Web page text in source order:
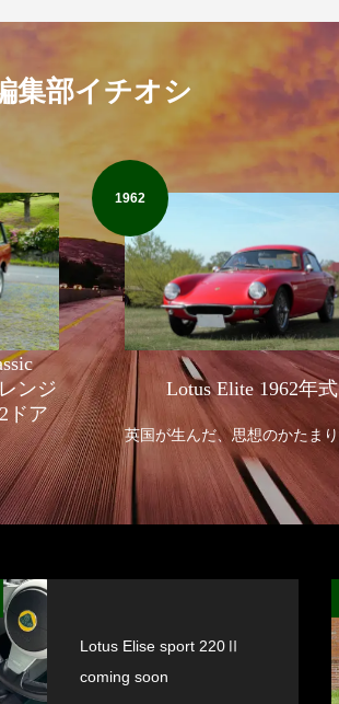
集部イチオシ
ンジ
ドア
1962
Lotus Elite 1962年式
英国が生んだ、思想のかたまり
Lotus Elise sport 220Ⅱ
coming soon